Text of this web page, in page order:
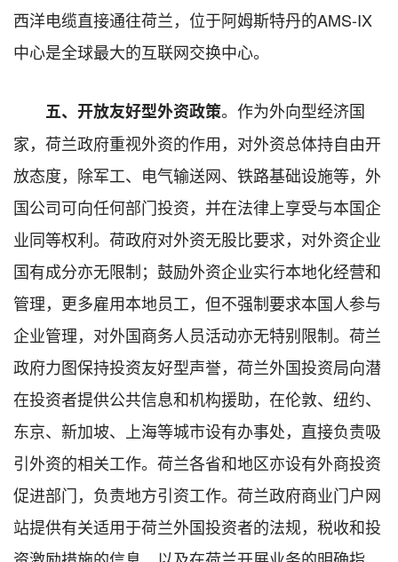
西洋电缆直接通往荷兰，位于阿姆斯特丹的AMS-IX
中心是全球最大的互联网交换中心。
五、开放友好型外资政策。作为外向型经济国
家，荷兰政府重视外资的作用，对外资总体持自由开
放态度，除军工、电气输送网、铁路基础设施等，外
国公司可向任何部门投资，并在法律上享受与本国企
业同等权利。荷政府对外资无股比要求，对外资企业
国有成分亦无限制；鼓励外资企业实行本地化经营和
管理，更多雇用本地员工，但不强制要求本国人参与
企业管理，对外国商务人员活动亦无特别限制。荷兰
政府力图保持投资友好型声誉，荷兰外国投资局向潜
在投资者提供公共信息和机构援助，在伦敦、纽约、
东京、新加坡、上海等城市设有办事处，直接负责吸
引外资的相关工作。荷兰各省和地区亦设有外商投资
促进部门，负责地方引资工作。荷兰政府商业门户网
站提供有关适用于荷兰外国投资者的法规，税收和投